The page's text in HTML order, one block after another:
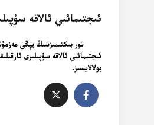
ئىجتىمائىي ئالاقە
تور بىكتىمىزنىىڭ يېڭى
ئىجتىمائىي ئالاقە سۇپىلىرى
بولالايسىز.